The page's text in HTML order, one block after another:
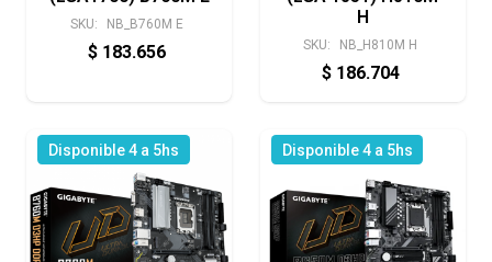
SKU: NB_B760M E
$ 183.656
H
SKU: NB_H810M H
$ 186.704
Disponible 4 a 5hs Disponible 4 a 5hs